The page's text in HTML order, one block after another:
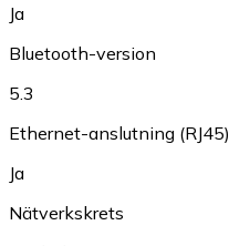
Ja
Bluetooth-version
5.3
Ethernet-anslutning (RJ45)
Ja
Nätverkskrets